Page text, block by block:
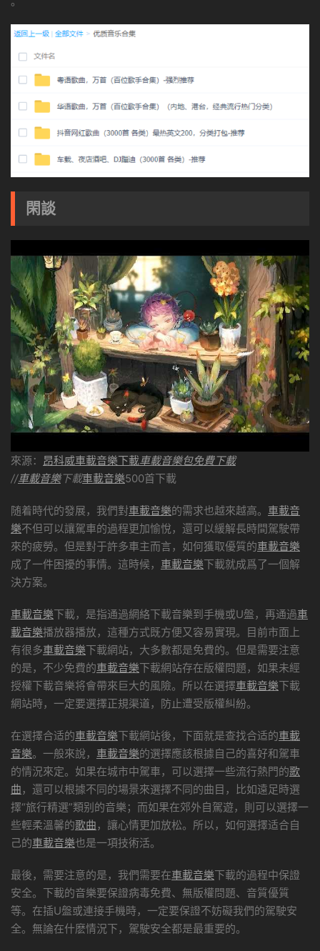
閑談
來源： 昂科威車載音樂下載車載音樂包免費下載
//車載音樂下載車載音樂500首下載
随着時代的發展，我們對車載音樂的需求也越來越高。 車載音
樂不但可以讓駕車的過程更加愉悅，還可以緩解長時間駕駛帶
來的疲勞。但是對于許多車主而言，如何獲取優質的車載音樂
成了一件困擾的事情。這時候， 車載音樂下載就成爲了一個解
決方案。
車載音樂下載，是指通過網絡下載音樂到手機或U盤，再通過車
載音樂播放器播放，這種方式既方便又容易實現。目前市面上
有很多車載音樂下載網站，大多數都是免費的。但是需要注意
的是，不少免費的車載音樂下載網站存在版權問題，如果未經
授權下載音樂将會帶來巨大的風險。所以在選擇車載音樂下載
網站時，一定要選擇正規渠道，防止遭受版權糾紛。
在選擇合适的車載音樂下載網站後，下面就是查找合适的車載
音樂。一般來說， 車載音樂的選擇應該根據自己的喜好和駕車
的情況來定。如果在城市中駕車，可以選擇一些流行熱門的歌
曲 ，還可以根據不同的場景來選擇不同的曲目，比如遠足時選
擇“旅行精選”類别的音樂；而如果在郊外自駕遊，則可以選擇一
些輕柔溫馨的歌曲 ，讓心情更加放松。所以，如何選擇适合自
己的車載音樂也是一項技術活。
最後，需要注意的是，我們需要在車載音樂下載的過程中保證
安全。下載的音樂要保證病毒免費、無版權問題、音質優質
等。在插U盤或連接手機時，一定要保證不妨礙我們的駕駛安
全。無論在什麽情況下，駕駛安全都是最重要的。